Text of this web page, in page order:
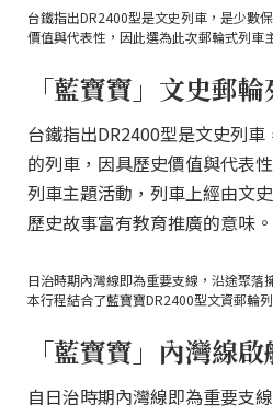
台鐵指出DR2400型是文史列車，是少數
價值與代表性，因此選為此次郵輪式列車
「藍寶寶」文史郵
台鐵指出DR2400型是文史列
的列車，因具歷史價值與代表
列車主題活動，列車上經由文
歷史故事富有教育推廣的意味。
日治時期內灣線即為重要支線，沿途聚落
本行程結合了藍寶寶DR2400型文資郵輪
「藍寶寶」內灣線啟
自日治時期內灣線即為重要支